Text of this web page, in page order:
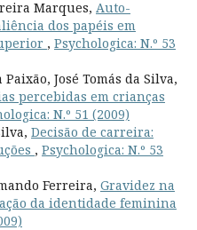
Marques, Auto-
dos papéis em
, Psychologica: N.º 53
José Tomás da Silva,
percebidas em crianças
N.º 51 (2009)
Decisão de carreira:
, Psychologica: N.º 53
Ferreira, Gravidez na
da identidade feminina